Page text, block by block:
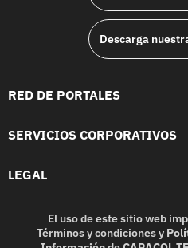
Descarga
RED DE PORTALES
SERVICIOS CORPORATIVOS
LEGAL
El uso de este sitio web
Términos y condicionesy